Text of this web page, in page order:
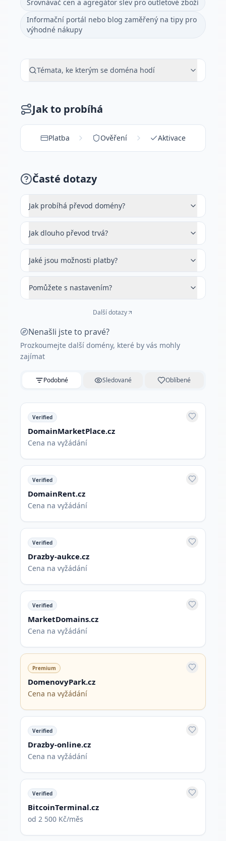
Srovnávač cen a agregátor slev pro outletové zboží
Informační portál nebo blog zaměřený na tipy pro
výhodné nákupy
Témata, ke kterým se doména hodí
Jak to probíhá
Platba Ověření Aktivace
Časté dotazy
Jak probíhá převod domény?
Jak dlouho převod trvá?
Jaké jsou možnosti platby?
Pomůžete s nastavením?
Další dotazy
Nenašli jste to pravé?
Prozkoumejte další domény, které by vás mohly
zajímat
Podobné Sledované Oblíbené
Verified
DomainMarketPlace.cz
Cena na vyžádání
Verified
DomainRent.cz
Cena na vyžádání
Verified
Drazby-aukce.cz
Cena na vyžádání
Verified
MarketDomains.cz
Cena na vyžádání
Premium
DomenovyPark.cz
Cena na vyžádání
Verified
Drazby-online.cz
Cena na vyžádání
Verified
BitcoinTerminal.cz
od 2 500 Kč/měs